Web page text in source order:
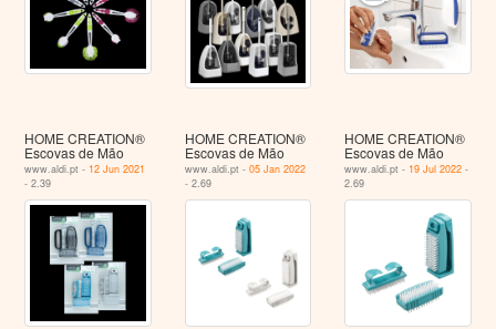
HOME CREATION®
Escovas de Mão
www.aldi.pt - 12 Jun 2021
- 2.39
HOME CREATION®
Escovas de Mão
www.aldi.pt - 05 Jan 2022
- 2.69
HOME CREATION®
Escovas de Mão
www.aldi.pt - 19 Jul 2022 -
2.69